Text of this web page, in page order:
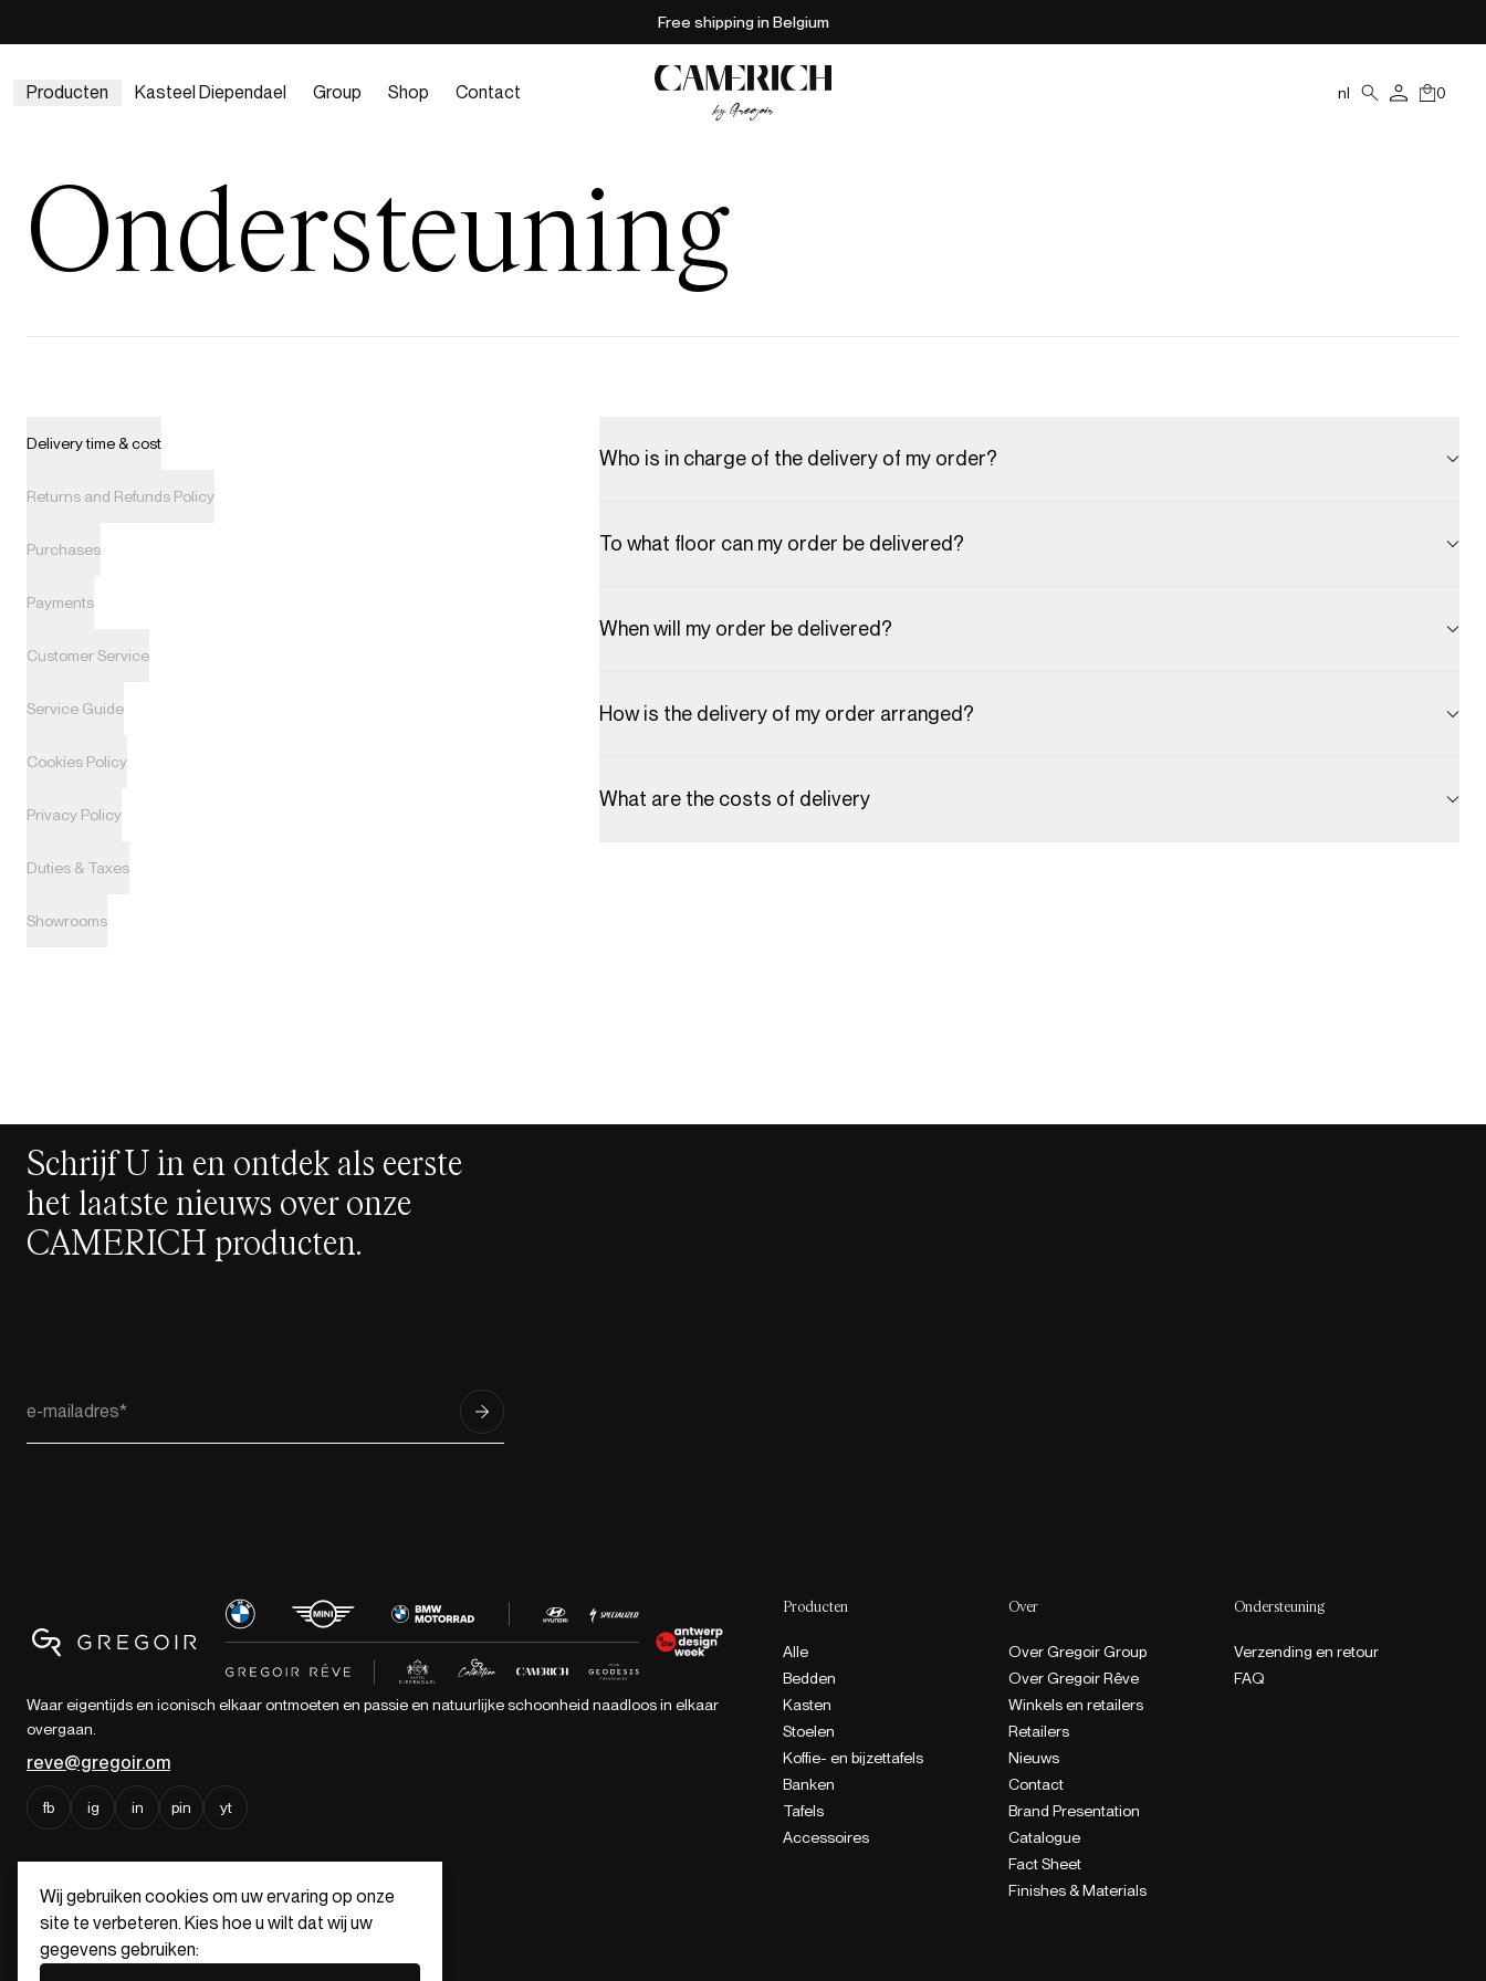
Free shipping in Belgium
Producten Kasteel Diependael Group Shop Contact nl 0
Ondersteuning
Delivery time & cost
Returns and Refunds Policy
Purchases
Payments
Customer Service
Service Guide
Cookies Policy
Privacy Policy
Duties & Taxes
Showrooms
Who is in charge of the delivery of my order?
To what floor can my order be delivered?
When will my order be delivered?
How is the delivery of my order arranged?
What are the costs of delivery
Schrijf U in en ontdek als eerste
het laatste nieuws over onze
CAMERICH producten.
Waar eigentijds en iconisch elkaar ontmoeten en passie en natuurlijke schoonheid naadloos in elkaar
overgaan.
reve@gregoir.om
fb ig in pin yt
Producten
Alle
Bedden
Kasten
Stoelen
Koffie- en bijzettafels
Banken
Tafels
Accessoires
Over
Over Gregoir Group
Over Gregoir Rêve
Winkels en retailers
Retailers
Nieuws
Contact
Brand Presentation
Catalogue
Fact Sheet
Finishes & Materials
Ondersteuning
Verzending en retour
FAQ
Wij gebruiken cookies om uw ervaring op onze
site te verbeteren. Kies hoe u wilt dat wij uw
gegevens gebruiken: